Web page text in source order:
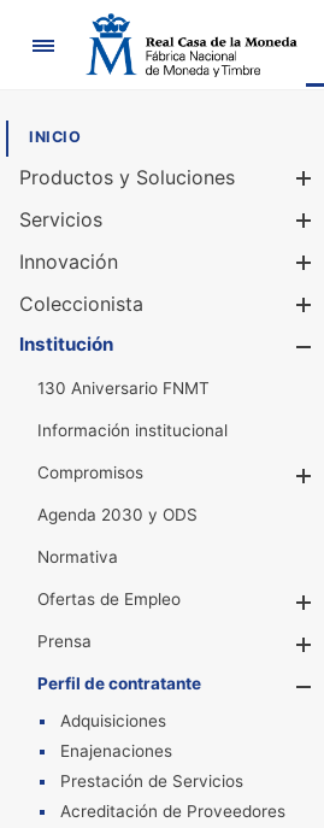
Navegación
INICIO
Productos y Soluciones
Servicios
Innovación
Coleccionista
Institución
130 Aniversario FNMT
Información institucional
Compromisos
Agenda 2030 y ODS
Normativa
Ofertas de Empleo
Prensa
Perfil de contratante
Adquisiciones
Enajenaciones
Prestación de Servicios
Acreditación de Proveedores